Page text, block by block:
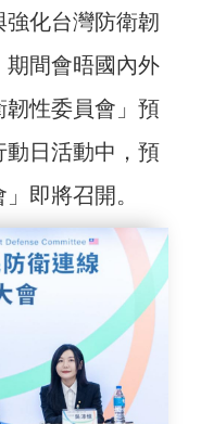
化台灣防衛韌
期間會晤國內外
韌性委員會」預
動日活動中，預
即將召開。